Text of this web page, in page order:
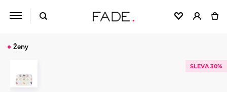
Ženy
SLEVA 30%